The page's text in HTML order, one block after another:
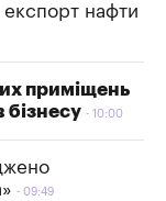
експорт нафти
приміщень
бізнесу
10:00
09:49